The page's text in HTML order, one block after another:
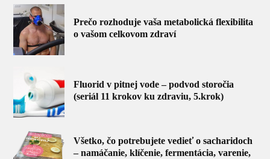
Prečo rozhoduje vaša metabolická flexibilita
o vašom celkovom zdraví
Fluorid v pitnej vode – podvod storočia
(seriál 11 krokov ku zdraviu, 5.krok)
Všetko, čo potrebujete vedieť o sacharidoch
– namáčanie, klíčenie, fermentácia, varenie,